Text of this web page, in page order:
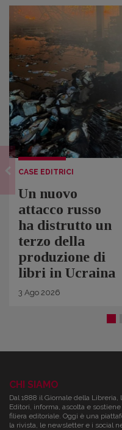
CASE EDITRICI
Un nuovo
attacco russo
ha distrutto un
terzo della
produzione di
libri in Ucraina
3 Ago 2026
CHI SIAMO
Dal 1888 il Giornale della Libreria,
Editori, informa, ascolta e
filiera editoriale. Oggi è una
la rivista, le newsletter e i social